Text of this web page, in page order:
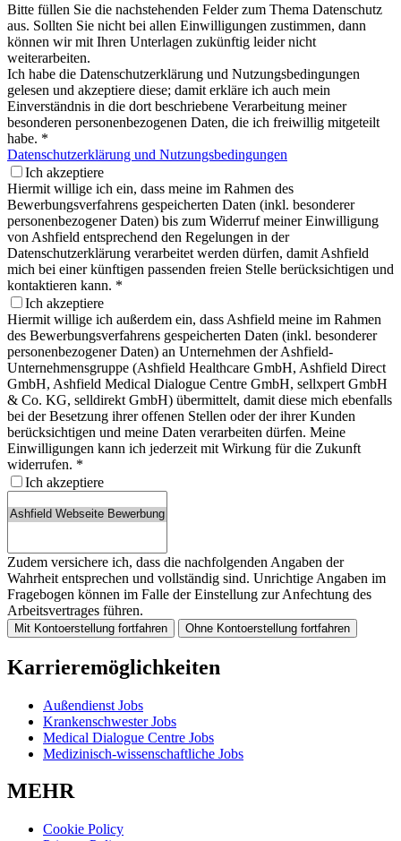
Bitte füllen Sie die nachstehenden Felder zum Thema Datenschutz
aus. Sollten Sie nicht bei allen Einwilligungen zustimmen, dann
können wir mit Ihren Unterlagen zukünftig leider nicht
weiterarbeiten.
Ich habe die Datenschutzerklärung und Nutzungsbedingungen
gelesen und akzeptiere diese; damit erkläre ich auch mein
Einverständnis in die dort beschriebene Verarbeitung meiner
besonderen personenbezogenen Daten, die ich freiwillig mitgeteilt
habe. *
Datenschutzerklärung und Nutzungsbedingungen
Ich akzeptiere
Hiermit willige ich ein, dass meine im Rahmen des
Bewerbungsverfahrens gespeicherten Daten (inkl. besonderer
personenbezogener Daten) bis zum Widerruf meiner Einwilligung
von Ashfield entsprechend den Regelungen in der
Datenschutzerklärung verarbeitet werden dürfen, damit Ashfield
mich bei einer künftigen passenden freien Stelle berücksichtigen und
kontaktieren kann. *
Ich akzeptiere
Hiermit willige ich außerdem ein, dass Ashfield meine im Rahmen
des Bewerbungsverfahrens gespeicherten Daten (inkl. besonderer
personenbezogener Daten) an Unternehmen der Ashfield-
Unternehmensgruppe (Ashfield Healthcare GmbH, Ashfield Direct
GmbH, Ashfield Medical Dialogue Centre GmbH, sellxpert GmbH
& Co. KG, selldirekt GmbH) übermittelt, damit diese mich ebenfalls
bei der Besetzung ihrer offenen Stellen oder der ihrer Kunden
berücksichtigen und meine Daten verarbeiten dürfen. Meine
Einwilligungen kann ich jederzeit mit Wirkung für die Zukunft
widerrufen. *
Ich akzeptiere
Zudem versichere ich, dass die nachfolgenden Angaben der
Wahrheit entsprechen und vollständig sind. Unrichtige Angaben im
Fragebogen können im Falle der Einstellung zur Anfechtung des
Arbeitsvertrages führen.
Mit Kontoerstellung fortfahren Ohne Kontoerstellung fortfahren
Karrieremöglichkeiten
Außendienst Jobs
Krankenschwester Jobs
Medical Dialogue Centre Jobs
Medizinisch-wissenschaftliche Jobs
MEHR
Cookie Policy